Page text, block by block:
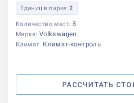
Единиц в парке:2
Количество мест: 8
Марка: Volkswagen
Климат: Климат-контроль
РАССЧИТАТЬ